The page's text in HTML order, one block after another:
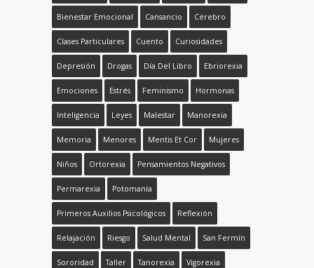
Bienestar Emocional Cansancio Cerebro
Clases Particulares Cuento Curiosidades
Depresión Drogas Día Del Libro Ebriorexia
Emociones Estrés Feminismo Hormonas
Inteligencia Leyes Malestar Manorexia
Memoria Menores Mentis Et Cor Mujeres
Niños Ortorexia Pensamientos Negativos
Permarexia Potomanía
Primeros Auxilios Psicológicos Reflexión
Relajación Riesgo Salud Mental San Fermín
Sororidad Taller Tanorexia Vigorexia